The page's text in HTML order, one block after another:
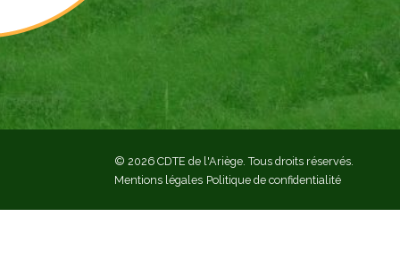
© 2026 CDTE de l'Ariège. Tous droits réservés.
Mentions légales Politique de confidentialité